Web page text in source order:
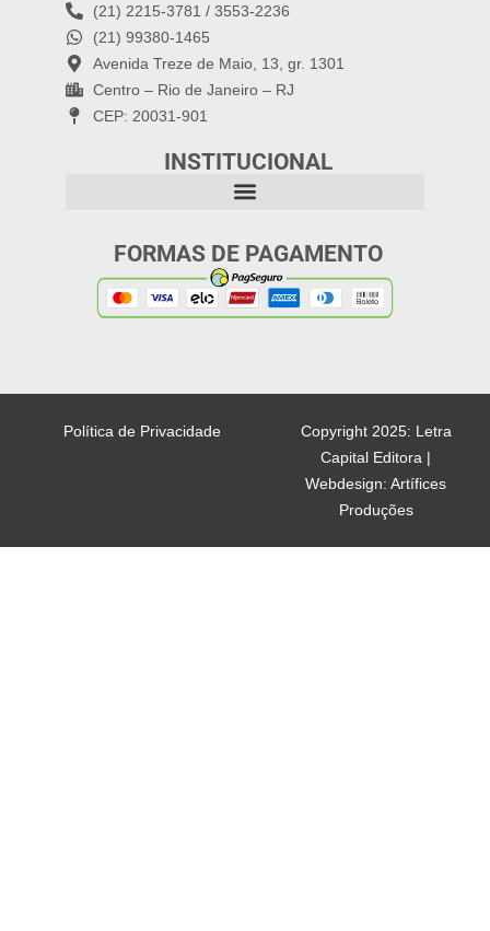
(21) 2215-3781 / 3553-2236
(21) 99380-1465
Avenida Treze de Maio, 13, gr. 1301
Centro – Rio de Janeiro – RJ
CEP: 20031-901
INSTITUCIONAL
FORMAS DE PAGAMENTO
Copyright 2025: Letra
Capital Editora |
Webdesign: Artífices
Produções
Política de Privacidade